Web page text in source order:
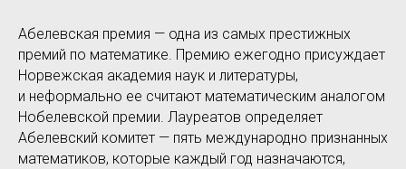
Абелевская премия — одна из самых престижных
премий по математике. Премию ежегодно присуждает
Норвежская академия наук и литературы,
и неформально ее считают математическим аналогом
Нобелевской премии. Лауреатов определяет
Абелевский комитет — пять международно признанных
математиков, которые каждый год назначаются,